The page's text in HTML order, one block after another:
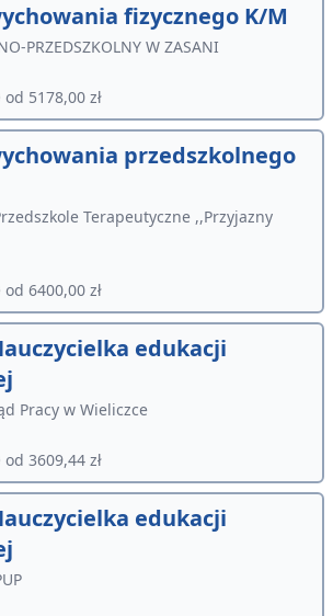
fizycznego K/M
PRZEDSZKOLNY W ZASANI
od 5178,00 zł
przedszkolnego
Terapeutyczne ,,Przyjazny
od 6400,00 zł
edukacji
Pracy w Wieliczce
od 3609,44 zł
edukacji